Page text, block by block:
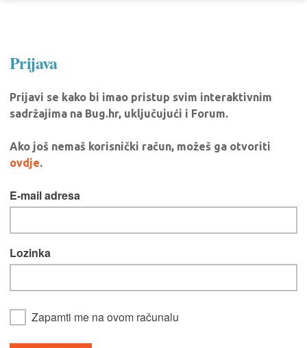
Prijava
Prijavi se kako bi imao pristup svim interaktivnim
sadržajima na Bug.hr, uključujući i Forum.
Ako još nemaš korisnički račun, možeš ga otvoriti
ovdje.
E-mail adresa
Lozinka
Zapamti me na ovom računalu